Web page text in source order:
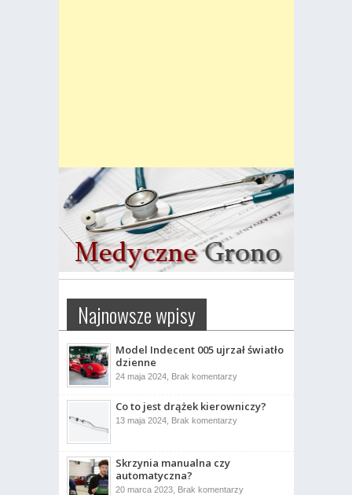
Najnowsze wpisy
Model Indecent 005 ujrzał światło
dzienne
24 maja 2024, Brak komentarzydo
005
ujrzał
światło
Co to jest drążek kierowniczy?
13 maja 2024, Brak komentarzydo
Skrzynia manualna czy
automatyczna?
20 marca 2023, Brak komentarzydo